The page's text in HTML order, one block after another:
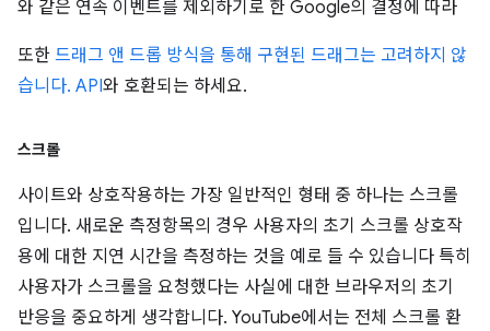
와 같은 연속 이벤트를 제외하기로 한 Google의 결정에 따라
또한 드래그 앤 드롭 방식을 통해 구현된 드래그는 고려하지 않
습니다. API와 호환되는 하세요.
스크롤
사이트와 상호작용하는 가장 일반적인 형태 중 하나는 스크롤
입니다. 새로운 측정항목의 경우 사용자의 초기 스크롤 상호작
용에 대한 지연 시간을 측정하는 것을 예로 들 수 있습니다 특히
사용자가 스크롤을 요청했다는 사실에 대한 브라우저의 초기
반응을 중요하게 생각합니다. YouTube에서는 전체 스크롤 환